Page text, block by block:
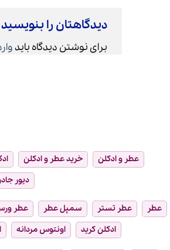
دیدگاهتان را بنویسید
برای نوشتن دیدگاه باید
عطر و ادکلن خرید عطر و ادکلن
دیور
عطر عطر تستر سمپل عطر عطر
ادکلن کرید
اونتوس مردانه